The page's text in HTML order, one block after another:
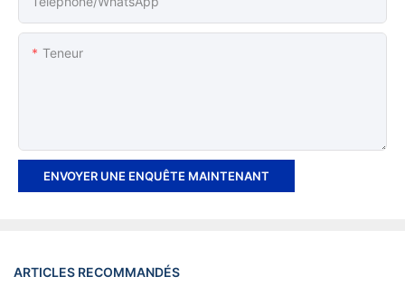
Teneur
ENVOYER UNE ENQUÊTE MAINTENANT
ARTICLES RECOMMANDÉS